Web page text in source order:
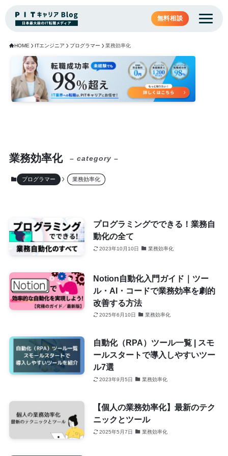
無料相談
HOME ITエンジニア プログラマー 業務効率化
業務効率化 – category –
プログラマー 業務効率化
プログラミングでできる！業務自
動化の全て
2023年10月10日 業務効率化
Notion自動化入門ガイド｜ツー
ル・AI・コードで業務効率を劇的
改善する方法
2025年6月10日 業務効率化
自動化（RPA）ツール一覧 | スモ
ールスタートで導入しやすいツー
ル7選
2023年9月5日 業務効率化
【個人の業務効率化】最新のテク
ニックとツール
2025年5月7日 業務効率化